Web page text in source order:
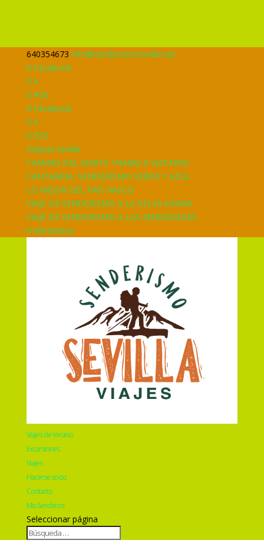
640354673 info@senderismosevilla.net
Facebook
X
RSS
Facebook
X
RSS
Eclipsia Sevilla
CAMINO DEL NORTE TRAMO II VIZCAINO
CANTABRIA, SENDERISMO VERDE Y AZUL
LO MEJOR DEL PAÍS VASCO
VIAJE DE SENDERISMO A LA SELVA NEGRA
VIAJE DE SENDERISMO A LAS MERINDADES
0 elementos
Viajes de Verano
Excursiones
Viajes
Hacerse socio
Contacto
Mis Senderos
Seleccionar página